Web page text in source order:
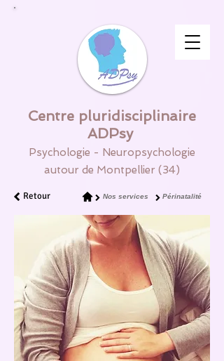
Centre pluridisciplinaire
ADPsy
Psychologie - Neuropsychologie
autour de Montpellier (34)
Retour Nos services Périnatalité